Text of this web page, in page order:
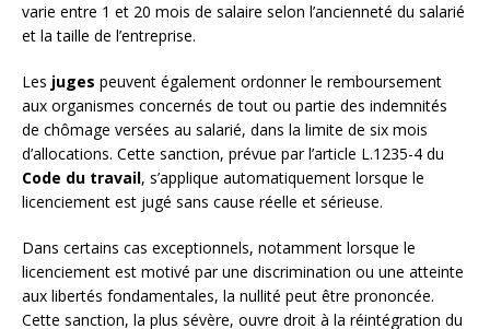
varie entre 1 et 20 mois de salaire selon l’ancienneté du salarié
et la taille de l’entreprise.
Les juges peuvent également ordonner le remboursement
aux organismes concernés de tout ou partie des indemnités
de chômage versées au salarié, dans la limite de six mois
d’allocations. Cette sanction, prévue par l’article L.1235-4 du
Code du travail, s’applique automatiquement lorsque le
licenciement est jugé sans cause réelle et sérieuse.
Dans certains cas exceptionnels, notamment lorsque le
licenciement est motivé par une discrimination ou une atteinte
aux libertés fondamentales, la nullité peut être prononcée.
Cette sanction, la plus sévère, ouvre droit à la réintégration du